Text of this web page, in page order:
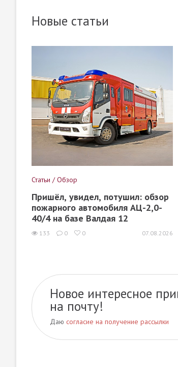
Новые статьи
Статьи / Обзор
Пришёл, увидел, потушил: обзор
пожарного автомобиля АЦ-2,0-
40/4 на базе Валдая 12
133 0 0 07.08.2026
Новое интересное
на почту!
Даю согласие на получение рассылки